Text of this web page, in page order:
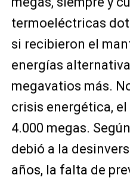
termoeléctricas
si recibieron el
energías
megavatios más.
crisis energética,
4.000 megas.
debió a la
años, la falta de